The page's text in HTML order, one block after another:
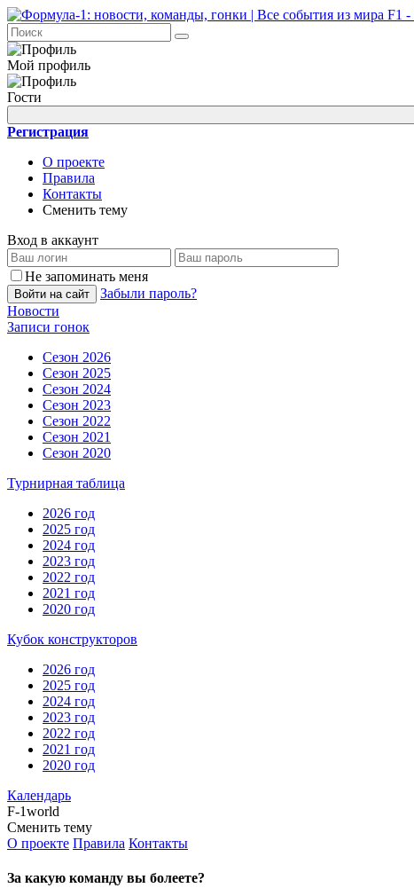
Мой профиль
Гости
Регистрация
О проекте
Правила
Контакты
Сменить тему
Вход в аккаунт
Не запоминать меня
Войти на сайт
Забыли пароль?
Новости
Записи гонок
Сезон 2026
Сезон 2025
Сезон 2024
Сезон 2023
Сезон 2022
Сезон 2021
Сезон 2020
Турнирная таблица
2026 год
2025 год
2024 год
2023 год
2022 год
2021 год
2020 год
Кубок конструкторов
2026 год
2025 год
2024 год
2023 год
2022 год
2021 год
2020 год
Календарь
F-1world
Сменить тему
О проекте Правила Контакты
За какую команду вы болеете?